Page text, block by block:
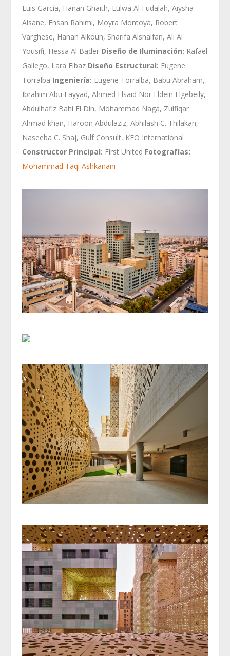
Luis García, Hanan Ghaith, Lulwa Al Fudalah, Aiysha
Alsane, Ehsan Rahimi, Moyra Montoya, Robert
Varghese, Hanan Alkouh, Sharifa Alshalfan, Ali Al
Yousifi, Hessa Al Bader Diseño de Iluminación: Rafael
Gallego, Lara Elbaz Diseño Estructural: Eugene
Torralba Ingeniería: Eugene Torralba, Babu Abraham,
Ibrahim Abu Fayyad, Ahmed Elsaid Nor Eldein Elgebeily,
Abdulhafiz Bahi El Din, Mohammad Naga, Zulfiqar
Ahmad khan, Haroon Abdulaziz, Abhilash C. Thilakan,
Naseeba C. Shaj, Gulf Consult, KEO International
Constructor Principal: First United Fotografías:
Mohammad Taqi Ashkanani